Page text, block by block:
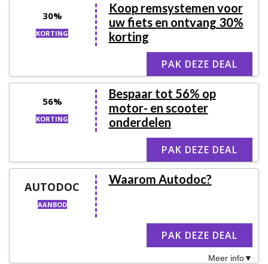
30%
KORTING
Koop remsystemen voor
uw fiets en ontvang 30%
korting
PAK DEZE DEAL
56%
KORTING
Bespaar tot 56% op
motor- en scooter
onderdelen
PAK DEZE DEAL
AUTODOC
AANBOD
Waarom Autodoc?
PAK DEZE DEAL
Meer info